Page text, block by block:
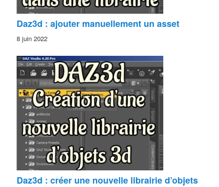
Daz3d : ajouter manuellement un asset
8 juin 2022
Daz3d : créer une nouvelle librairie d’objets